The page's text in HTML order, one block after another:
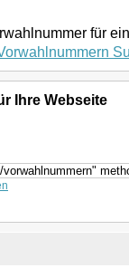
für
Ihre Webseite